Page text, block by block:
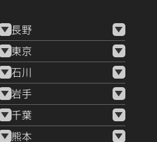
長野
東京
石川
岩手
千葉
熊本